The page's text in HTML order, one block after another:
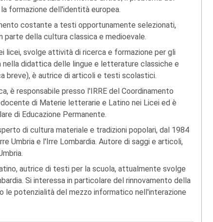
formazione dell'identità europea.
costante a testi opportunamente selezionati,
della cultura classica e medioevale.
licei, svolge attività di ricerca e formazione per gli
nella didattica delle lingue e letterature classiche e
breve), è autrice di articoli e testi scolastici.
è responsabile presso l'IRRE del Coordinamento
di Materie letterarie e Latino nei Licei ed è
di Educazione Permanente.
di cultura materiale e tradizioni popolari, dal 1984
Umbria e l'Irre Lombardia. Autore di saggi e articoli,
autrice di testi per la scuola, attualmente svolge
Si interessa in particolare del rinnovamento della
potenzialità del mezzo informatico nell'interazione